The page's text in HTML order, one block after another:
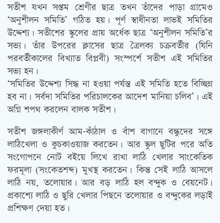
সতীশ যখন সপ্তম শ্রেণীর ছাত্র তখন তাঁদের পাড়া গ্রামেও
‘অনুশীলন সমিতি’ গঠিত হয়। পূর্ণ স্বাধীনতা লাভই সমিতির
উদ্দেশ্য। সতীশের স্কুলের প্রায় অর্ধেক ছাত্র ‘অনুশীলন সমিতি’র
সভ্য। তাঁর উপরের ক্লাসের ছাত্র ত্রৈলক্য চক্রবর্তীর (যিনি
পরবর্তীকালের বিখ্যাত বিপ্লবী) সংস্পর্শে সতীশ এই সমিতির
সভ্য হন।
‘সমিতির উদ্দেশ্য সিদ্ধ না হওয়া পর্যন্ত এই সমিতি হতে বিচ্ছিন্ন
হব না। সর্বদা সমিতির পরিচালকের আদেশ মানিয়া চলিব’। এই
অগ্নি শপথ করলেন বালক সতীশ।
সতীশ জঙ্গলাকীর্ণ আম-কাঁঠাল ও বাঁশ বাগানে বন্ধুদের সঙ্গে
লাঠিখেলা ও কুচকাওয়াজ করতেন। আর স্কুল ছুটির পরে অতি
সংগোপনে নোট বইয়ে লিখে রাখা লাঠি খেলার সাংকেতিক
ফরমূলা (সংকেতশব্দ) মুখস্থ করতেন। কিন্তু সেই লাঠি আসলে
লাঠি নয়, তলোয়ার। আর বড় লাঠি হল বন্দুক ও বেয়নেট।
প্রকাশ্যে লাঠি ও ছুরি খেলার পিছনে তলোয়ার ও বন্দুকের লড়াই
প্রশিক্ষণ দেয়া হত।